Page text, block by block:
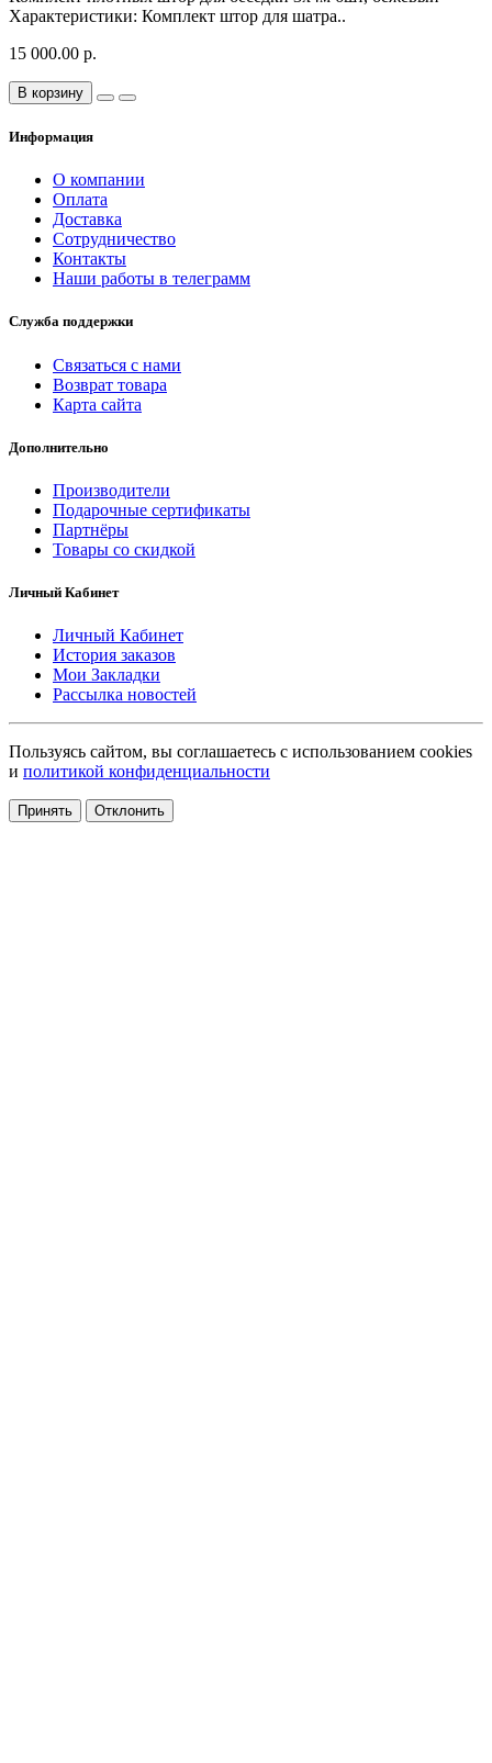
Характеристики: Комплект штор для шатра..
15 000.00 р.
В корзину
Информация
О компании
Оплата
Доставка
Сотрудничество
Контакты
Наши работы в телеграмм
Служба поддержки
Связаться с нами
Возврат товара
Карта сайта
Дополнительно
Производители
Подарочные сертификаты
Партнёры
Товары со скидкой
Личный Кабинет
Личный Кабинет
История заказов
Мои Закладки
Рассылка новостей
Пользуясь сайтом, вы соглашаетесь с использованием cookies
и политикой конфиденциальности
Принять Отклонить